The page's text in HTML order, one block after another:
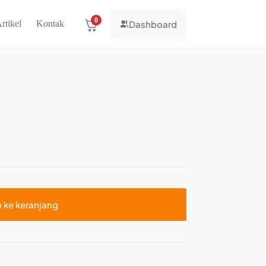
Kontak 0 Dashboard
ke keranjang